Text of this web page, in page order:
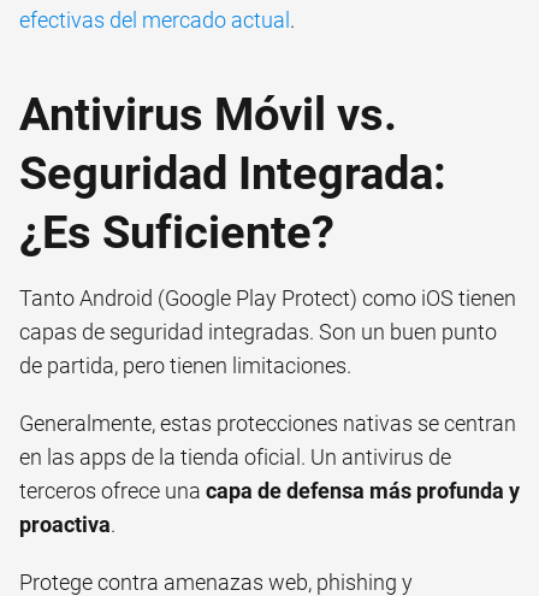
efectivas del mercado actual.
Antivirus Móvil vs.
Seguridad Integrada:
¿Es Suficiente?
Tanto Android (Google Play Protect) como iOS tienen
capas de seguridad integradas. Son un buen punto
de partida, pero tienen limitaciones.
Generalmente, estas protecciones nativas se centran
en las apps de la tienda oficial. Un antivirus de
terceros ofrece una capa de defensa más profunda y
proactiva.
Protege contra amenazas web, phishing y